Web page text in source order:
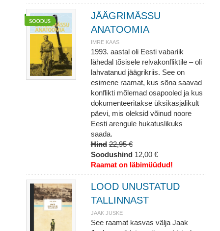
JÄÄGRIMÄSSU
ANATOOMIA
IMRE KAAS
1993. aastal oli Eesti vabariik
lähedal tõsisele relvakonfliktile – oli
lahvatanud jäägrikriis. See on
esimene raamat, kus sõna saavad
konflikti mõlemad osapooled ja kus
dokumenteeritakse üksikasjalikult
päevi, mis oleksid võinud noore
Eesti arengule hukatuslikuks
saada.
Hind 22,95 €
Soodushind 12,00 €
Raamat on läbimüüdud!
LOOD UNUSTATUD
TALLINNAST
JAAK JUSKE
See raamat kasvas välja Jaak